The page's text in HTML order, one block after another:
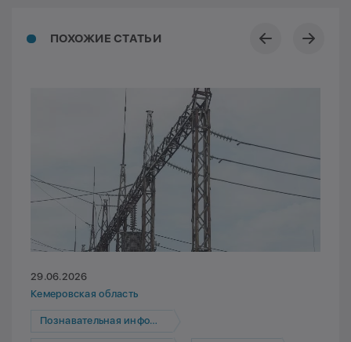
ПОХОЖИЕ СТАТЬИ
29.06.2026
Кемеровская область
Познавательная информация